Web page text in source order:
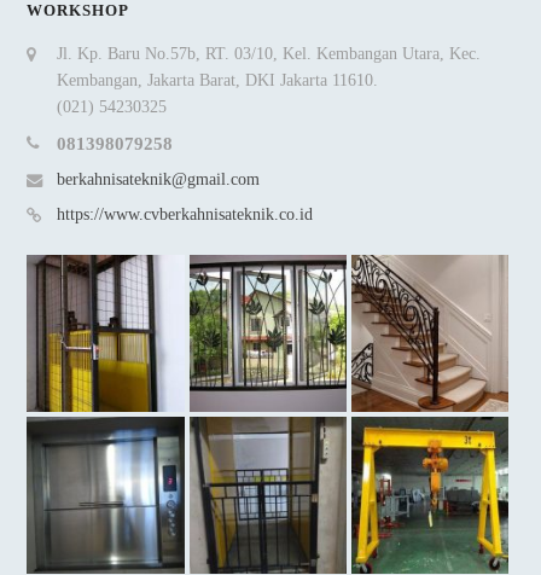
WORKSHOP
Jl. Kp. Baru No.57b, RT. 03/10, Kel. Kembangan Utara, Kec.
Kembangan, Jakarta Barat, DKI Jakarta 11610.
(021) 54230325
081398079258
berkahnisateknik@gmail.com
https://www.cvberkahnisateknik.co.id